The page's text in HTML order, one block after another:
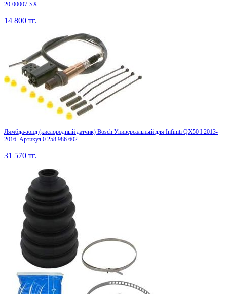
20-00007-SX
14 800 тг.
Лямбда-зонд (кислородный датчик) Bosch Универсальный для Infiniti QX50 I 2013-
2016. Артикул 0 258 986 602
31 570 тг.